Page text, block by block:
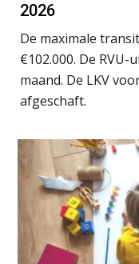
2026
De maximale
€102.000. De
maand. De LKV
afgeschaft.
AUG
20
AUG
AUG
24
AUG